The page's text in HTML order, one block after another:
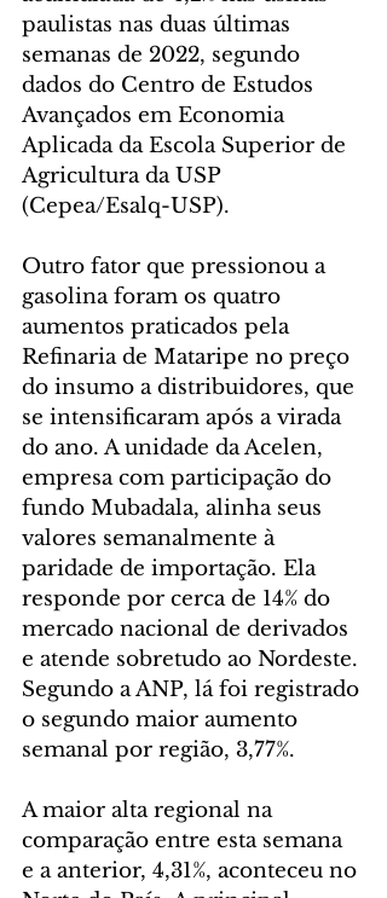
paulistas nas duas últimas
semanas de 2022, segundo
dados do Centro de Estudos
Avançados em Economia
Aplicada da Escola Superior de
Agricultura da USP
(Cepea/Esalq-USP).
Outro fator que pressionou a
gasolina foram os quatro
aumentos praticados pela
Refinaria de Mataripe no preço
do insumo a distribuidores, que
se intensificaram após a virada
do ano. A unidade da Acelen,
empresa com participação do
fundo Mubadala, alinha seus
valores semanalmente à
paridade de importação. Ela
responde por cerca de 14% do
mercado nacional de derivados
e atende sobretudo ao Nordeste.
Segundo a ANP, lá foi registrado
o segundo maior aumento
semanal por região, 3,77%.
A maior alta regional na
comparação entre esta semana
e a anterior, 4,31%, aconteceu no